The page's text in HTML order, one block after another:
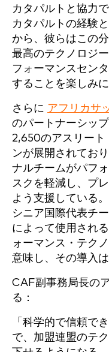
カタパルトと協力
カタパルトの経験
から、彼らはこの
最高のテクノロジ
フォーマンスセン
することを楽しみ
さらに アフリカサ
のパートナーシッ
2,650のアスリート
ンが展開されてお
ナルチームがパフ
スクを軽減し、プ
よう支援している
シニア国際代表チ
によって使用され
ォーマンス・テク
意味し、その導入
CAF副事務局長の
る：
「科学的で信頼で
で、加盟連盟のテ